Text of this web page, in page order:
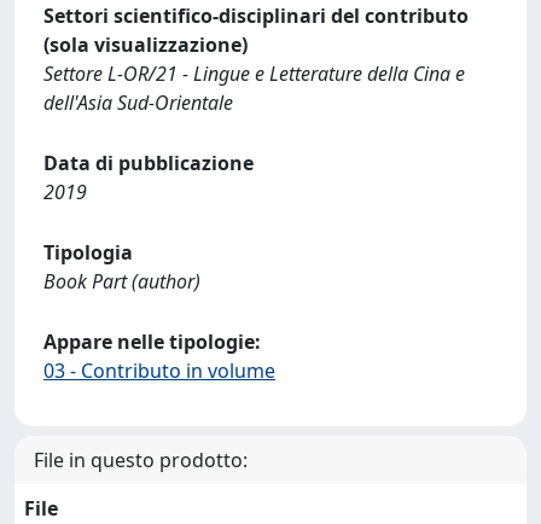
Settori scientifico-disciplinari del contributo
(sola visualizzazione)
Settore L-OR/21 - Lingue e Letterature della Cina e
dell'Asia Sud-Orientale
Data di pubblicazione
2019
Tipologia
Book Part (author)
Appare nelle tipologie:
03 - Contributo in volume
File in questo prodotto:
File